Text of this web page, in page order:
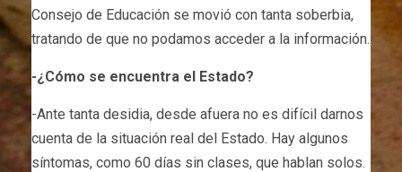
Consejo de Educación se movió con tanta soberbia,
tratando de que no podamos acceder a la información.
-¿Cómo se encuentra el Estado?
-Ante tanta desidia, desde afuera no es difícil darnos
cuenta de la situación real del Estado. Hay algunos
síntomas, como 60 días sin clases, que hablan solos.